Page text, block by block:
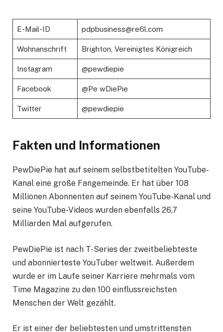
E-Mail-ID pdpbusiness@re6l.com
Wohnanschrift Brighton, Vereinigtes Königreich
Instagram @pewdiepie
Facebook @Pe wDiePie
Twitter @pewdiepie
Fakten und Informationen
PewDiePie hat auf seinem selbstbetitelten YouTube-
Kanal eine große Fangemeinde. Er hat über 108
Millionen Abonnenten auf seinem YouTube-Kanal und
seine YouTube-Videos wurden ebenfalls 26,7
Milliarden Mal aufgerufen.
PewDiePie ist nach T-Series der zweitbeliebteste
und abonnierteste YouTuber weltweit. Außerdem
wurde er im Laufe seiner Karriere mehrmals vom
Time Magazine zu den 100 einflussreichsten
Menschen der Welt gezählt.
Er ist einer der beliebtesten und umstrittensten